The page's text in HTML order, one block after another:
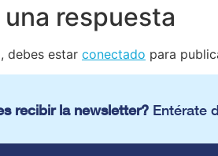
una respuesta
debes estar conectado para
recibir la newsletter? Entérate